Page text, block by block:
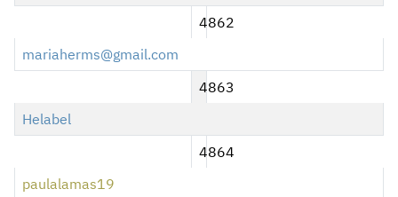
4862
mariaherms@gmail.com
4863
Helabel
4864
paulalamas19